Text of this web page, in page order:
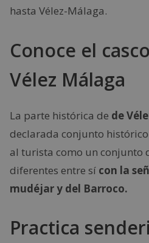
hasta Vélez-Málaga.
Conoce el
Vélez Málaga
La parte histórica de de
declarada conjunto
al turista como un conjunto
diferentes entre sí con la
mudéjar y del Barroco.
Practica